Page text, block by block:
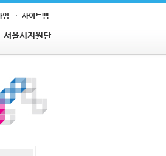
입 사이트맵
서울시지원단